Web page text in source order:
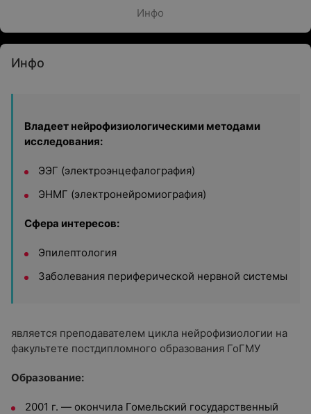
Инфо
Инфо
Владеет нейрофизиологическими методами
исследования:
ЭЭГ (электроэнцефалография)
ЭНМГ (электронейромиография)
Сфера интересов:
Эпилептология
Заболевания периферической нервной системы
является преподавателем цикла нейрофизиологии на
факультете постдипломного образования ГоГМУ
Образование:
2001 г. — окончила Гомельский государственный